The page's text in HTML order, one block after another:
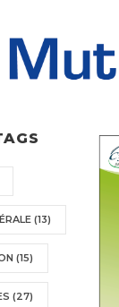
(13)
(15)
(27)